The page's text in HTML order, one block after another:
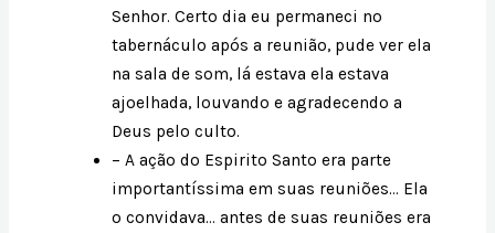
Senhor. Certo dia eu permaneci no
tabernáculo após a reunião, pude ver ela
na sala de som, lá estava ela estava
ajoelhada, louvando e agradecendo a
Deus pelo culto.
– A ação do Espirito Santo era parte
importantíssima em suas reuniões… Ela
o convidava… antes de suas reuniões era